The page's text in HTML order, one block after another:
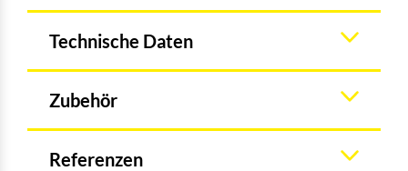
Technische Daten
Zubehör
Referenzen